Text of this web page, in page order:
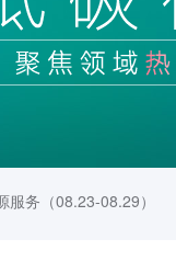
务（08.23-08.29）